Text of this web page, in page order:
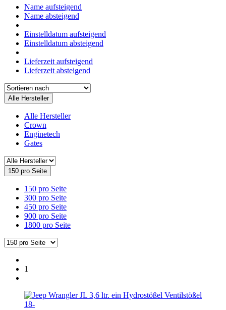
Name aufsteigend
Name absteigend
Einstelldatum aufsteigend
Einstelldatum absteigend
Lieferzeit aufsteigend
Lieferzeit absteigend
Alle Hersteller
Alle Hersteller
Crown
Enginetech
Gates
150 pro Seite
150 pro Seite
300 pro Seite
450 pro Seite
900 pro Seite
1800 pro Seite
1